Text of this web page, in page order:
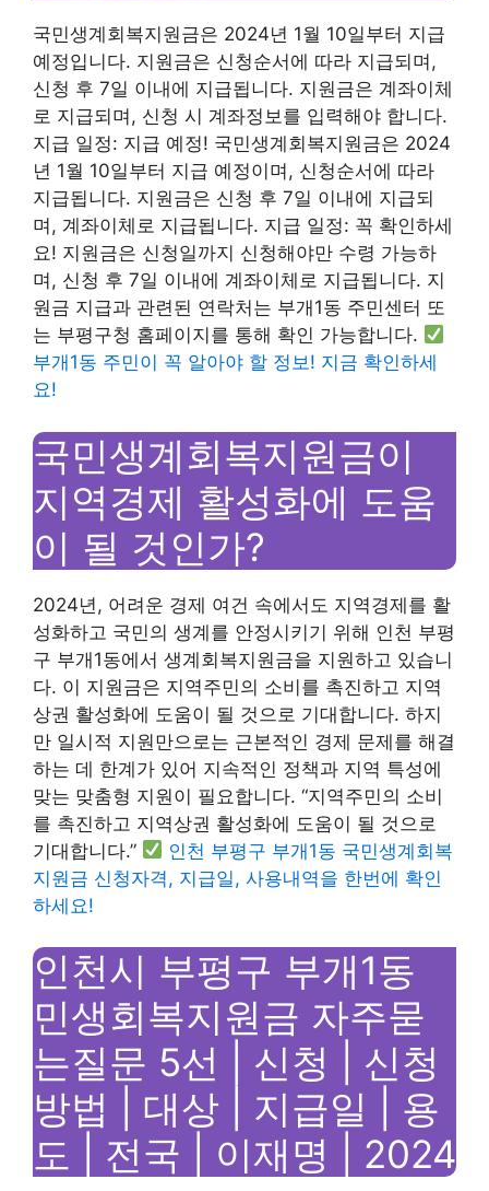
국민생계회복지원금은 2024년 1월 10일부터 지급
예정입니다. 지원금은 신청순서에 따라 지급되며,
신청 후 7일 이내에 지급됩니다. 지원금은 계좌이체
로 지급되며, 신청 시 계좌정보를 입력해야 합니다.
지급 일정: 지급 예정! 국민생계회복지원금은 2024
년 1월 10일부터 지급 예정이며, 신청순서에 따라
지급됩니다. 지원금은 신청 후 7일 이내에 지급되
며, 계좌이체로 지급됩니다. 지급 일정: 꼭 확인하세
요! 지원금은 신청일까지 신청해야만 수령 가능하
며, 신청 후 7일 이내에 계좌이체로 지급됩니다. 지
원금 지급과 관련된 연락처는 부개1동 주민센터 또
는 부평구청 홈페이지를 통해 확인 가능합니다.
부개1동 주민이 꼭 알아야 할 정보! 지금 확인하세
요!
국민생계회복지원금이
지역경제 활성화에 도움
이 될 것인가?
2024년, 어려운 경제 여건 속에서도 지역경제를 활
성화하고 국민의 생계를 안정시키기 위해 인천 부평
구 부개1동에서 생계회복지원금을 지원하고 있습니
다. 이 지원금은 지역주민의 소비를 촉진하고 지역
상권 활성화에 도움이 될 것으로 기대합니다. 하지
만 일시적 지원만으로는 근본적인 경제 문제를 해결
하는 데 한계가 있어 지속적인 정책과 지역 특성에
맞는 맞춤형 지원이 필요합니다. “지역주민의 소비
를 촉진하고 지역상권 활성화에 도움이 될 것으로
기대합니다.”
인천 부평구 부개1동 국민생계회복
지원금 신청자격, 지급일, 사용내역을 한번에 확인
하세요!
인천시 부평구 부개1동
민생회복지원금 자주묻
는질문 5선 | 신청 | 신청
방법 | 대상 | 지급일 | 용
도 | 전국 | 이재명 | 2024